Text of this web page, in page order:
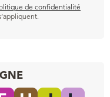
de confidentialité